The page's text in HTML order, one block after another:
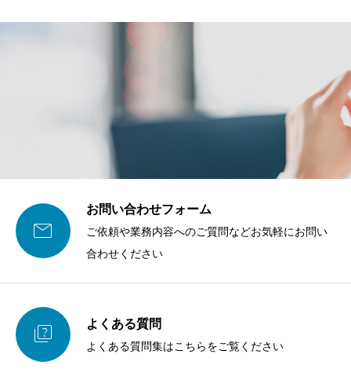

お問い合わせフォーム
ご依頼や業務内容へのご質問などお気軽にお問い
合わせください
 よくある質問
よくある質問集はこちらをご覧ください